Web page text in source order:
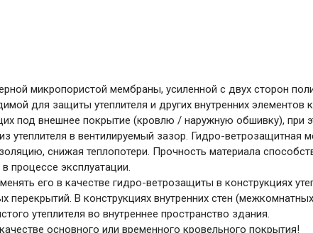
микропористой мембраны, усиленной с двух сторон
для защиты утеплителя и других внутренних элементов
под внешнее покрытие (кровлю / наружную обшивку), при
утеплителя в вентилируемый зазор. Гидро-ветрозащитная
снижая теплопотери. Прочность материала
процессе эксплуатации.
его в качестве гидро-ветрозащиты в конструкциях
В конструкциях внутренних стен
утеплителя во внутреннее пространство здания.
основного или временного кровельного покрытия!
Ещё 2
Всё для дома и сада
Товары для бани и сауны
Оборудование для клининга и уборки